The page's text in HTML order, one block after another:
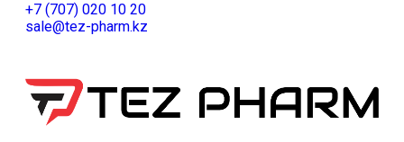
+7 (707) 020 10 20
sale@tez-pharm.kz